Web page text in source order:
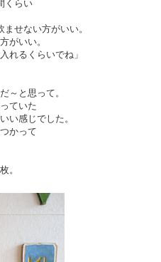
くらい
せない方がいい。
がいい。
れるくらいでね」
～と思って。
ていた
い感じでした。
かって
。